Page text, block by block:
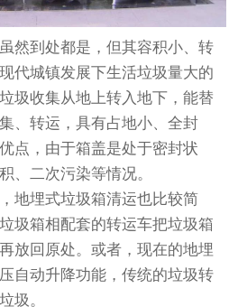
然到处都是，但其容积小、转
代城镇发展下生活垃圾量大的
圾收集从地上转入地下，能替
、转运，具有占地小、全封
点，由于箱盖是处于密封状
、二次污染等情况。
地埋式垃圾箱清运也比较简
圾箱相配套的转运车把垃圾箱
放回原处。或者，现在的地埋
自动升降功能，传统的垃圾转
圾。